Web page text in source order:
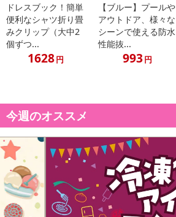
ドレスブック！簡単
便利なシャツ折り畳
みクリップ（大中2
個ずつ...
1628円
【ブルー】プールや
アウトドア、様々な
シーンで使える防水
性能抜...
993円
今週のオススメ